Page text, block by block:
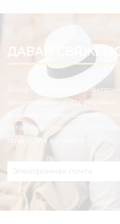
ДАВАЙ
Вскоре вы получите
дальнейшими инструкциями.
проверьте папку со спамом.
WhatsApp позволит нам
понять, что вы ищете.